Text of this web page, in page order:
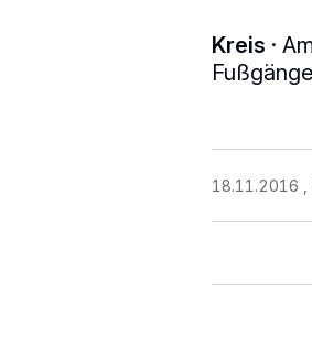
Kreis ·
18.11.2016 ,